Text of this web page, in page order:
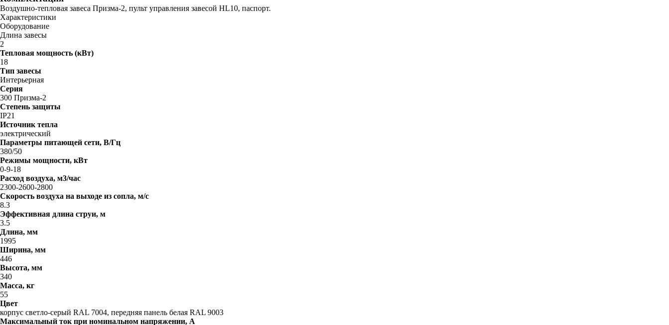
Воздушно-тепловая завеса Призма-2, пульт управления завесой HL10, паспорт.
Характеристики
Оборудование
Длина завесы
2
Тепловая мощность (кВт)
18
Тип завесы
Интерьерная
Серия
300 Призма-2
Степень защиты
IP21
Источник тепла
электрический
Параметры питающей сети, В/Гц
380/50
Режимы мощности, кВт
0-9-18
Расход воздуха, м3/час
2300-2600-2800
Скорость воздуха на выходе из сопла, м/с
8.3
Эффективная длина струи, м
3.5
Длина, мм
1995
Ширина, мм
446
Высота, мм
340
Масса, кг
55
Цвет
корпус светло-серый RAL 7004, передняя панель белая RAL 9003
Максимальный ток при номинальном напряжении, A